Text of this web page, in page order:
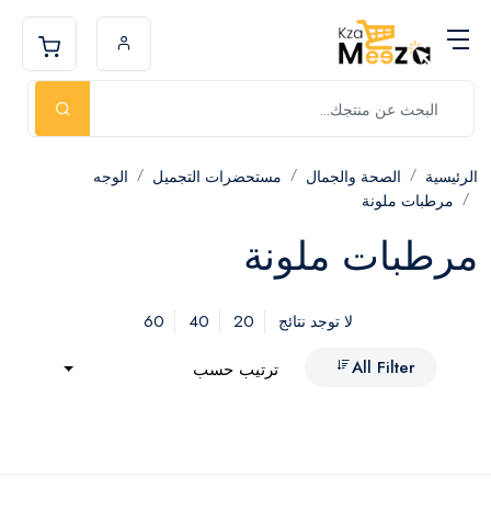
الرئيسية الصحة والجمال مستحضرات التجميل
الوجه
مرطبات ملونة
مرطبات ملونة
لا توجد نتائج 20
40
60
All Filter
ترتيب حسب